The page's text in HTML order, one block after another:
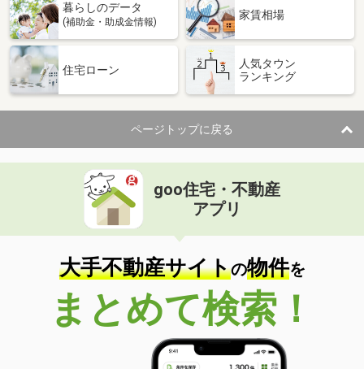
暮らしのデータ
(補助金・助成金情報)
家賃相場
住宅ローン
人気タウン
ランキング
ページトップに戻る
goo住宅・不動産
アプリ
大手不動産サイトの物件を
まとめて検索！